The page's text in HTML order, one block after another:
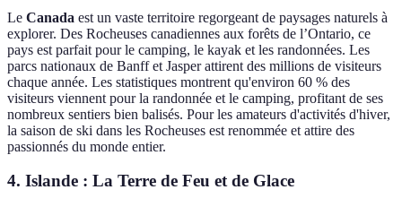
Le Canada est un vaste territoire regorgeant de paysages naturels à
explorer. Des Rocheuses canadiennes aux forêts de l’Ontario, ce
pays est parfait pour le camping, le kayak et les randonnées. Les
parcs nationaux de Banff et Jasper attirent des millions de visiteurs
chaque année. Les statistiques montrent qu'environ 60 % des
visiteurs viennent pour la randonnée et le camping, profitant de ses
nombreux sentiers bien balisés. Pour les amateurs d'activités d'hiver,
la saison de ski dans les Rocheuses est renommée et attire des
passionnés du monde entier.
4. Islande : La Terre de Feu et de Glace